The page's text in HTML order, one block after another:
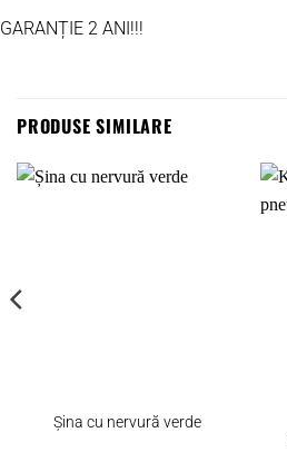
GARANȚIE 2 ANI!!!
PRODUSE SIMILARE
Șina cu nervură verde